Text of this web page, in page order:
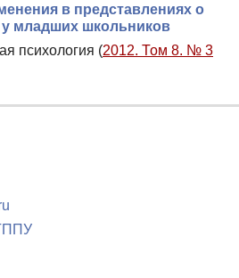
в представлениях о
младших школьников
психология (2012. Том 8. № 3